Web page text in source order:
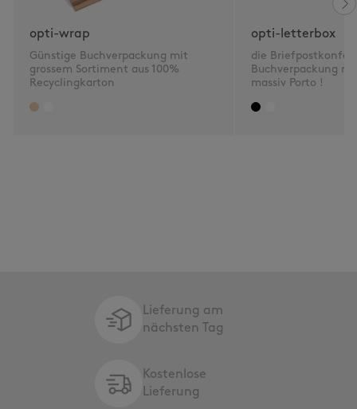
opti-wrap
Günstige Buchverpackung mit
grossem Sortiment aus 100%
Recyclingkarton
opti-letterbox
die
Buchverpackung
massiv Porto !
Lieferung am
nächsten Tag
Kostenlose
Lieferung